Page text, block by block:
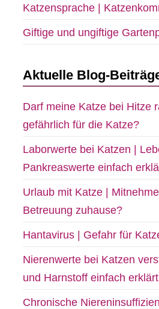
Katzensprache |
Giftige und ungiftige
Aktuelle Blog-
Darf meine Katze bei Hitze
gefährlich für die Katze?
Laborwerte bei Katzen |
Pankreaswerte einfach
Urlaub mit Katze |
Betreuung zuhause?
Hantavirus | Gefahr für
Nierenwerte bei Katzen
und Harnstoff einfach erklärt
Chronische